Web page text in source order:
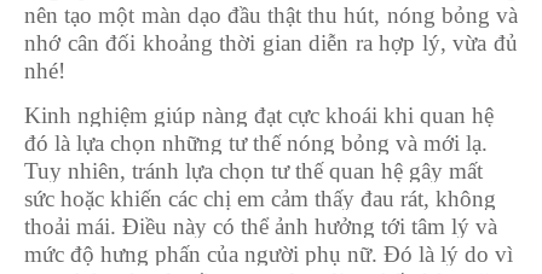
nên tạo một màn dạo đầu thật thu hút, nóng bỏng và
nhớ cân đối khoảng thời gian diễn ra hợp lý, vừa đủ
nhé!
Kinh nghiệm giúp nàng đạt cực khoái khi quan hệ
đó là lựa chọn những tư thế nóng bỏng và mới lạ.
Tuy nhiên, tránh lựa chọn tư thế quan hệ gây mất
sức hoặc khiến các chị em cảm thấy đau rát, không
thoải mái. Điều này có thể ảnh hưởng tới tâm lý và
mức độ hưng phấn của người phụ nữ. Đó là lý do vì